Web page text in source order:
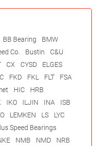
BB Bearing
BMW
Co. Bustin
C&U
CX CYSD
ELGES
FKD FKL FLT
FSA
HIC
HRB
IKO ILJIN INA
ISB
LEMKEN LS
LYC
Speed Bearings
NMB NMD
NRB